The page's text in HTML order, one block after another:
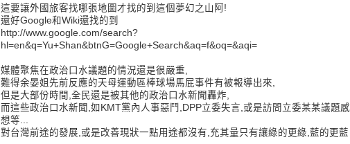
這要讓外國旅客找哪張地圖才找的到這個夢幻之山阿!
還好Google和Wiki還找的到
http://www.google.com/search?
hl=en&q=Yu+Shan&btnG=Google+Search&aq=f&oq=&aqi=
媒體聚焦在政治口水議題的情況還是很嚴重,
難得余晏姐先前反應的天母運動區棒球場馬屁事件有被報導出來,
但是大部份時間,全民還是被其他的政治口水新聞轟炸,
而這些政治口水新聞,如KMT黨內人事惡鬥,DPP立委失言,或是訪問立委某某議題感
想等...
對台灣前途的發展,或是改善現狀一點用途都沒有,充其量只有讓綠的更綠,藍的更藍